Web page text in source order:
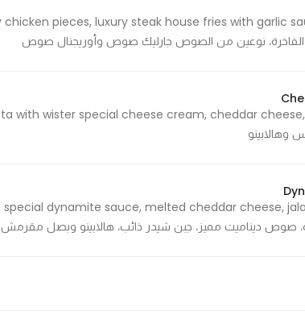
نوعين من الصوص جارليك صوص وأوريجنال صوص
وهالابينو
صوص ديناميت مميز، جبن شيدر ذائب، هالابينو وبصل مقرمش